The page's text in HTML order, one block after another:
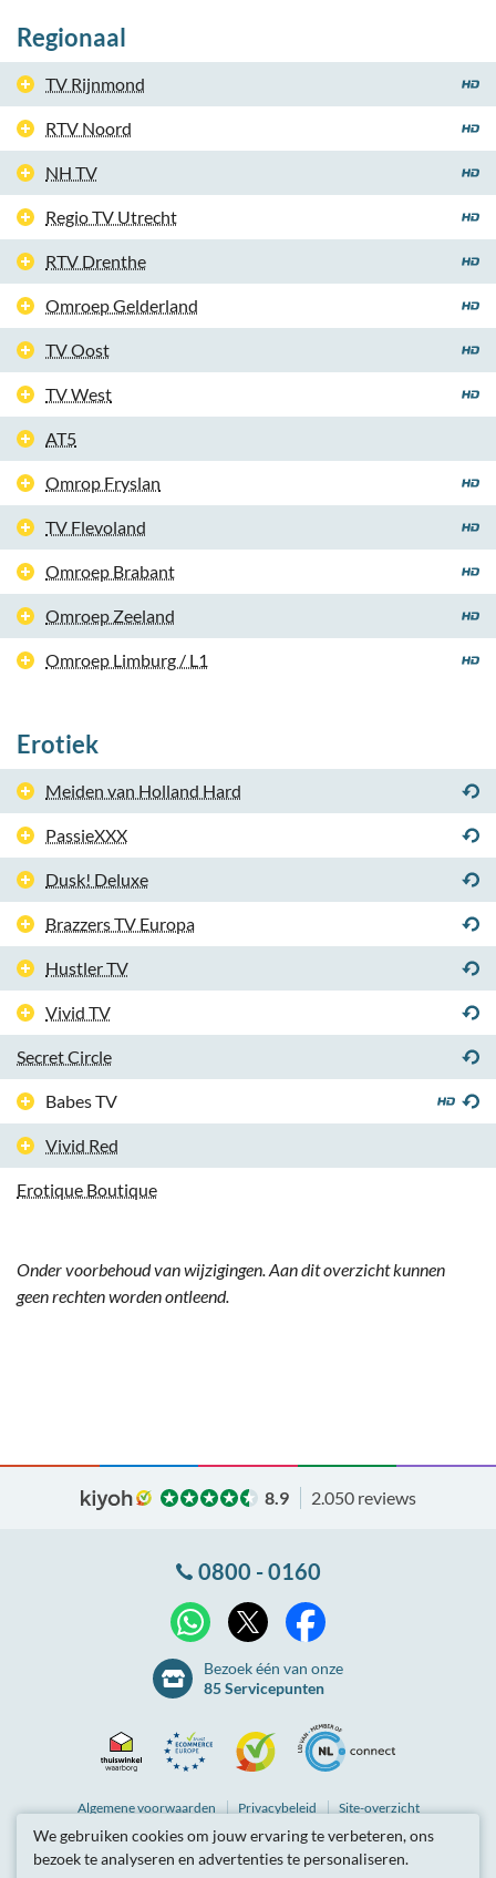
Regionaal
TV Rijnmond
RTV Noord
NH TV
Regio TV Utrecht
RTV Drenthe
Omroep Gelderland
TV Oost
TV West
AT5
Omrop Fryslan
TV Flevoland
Omroep Brabant
Omroep Zeeland
Omroep Limburg / L1
Erotiek
Meiden van Holland Hard
PassieXXX
Dusk! Deluxe
Brazzers TV Europa
Hustler TV
Vivid TV
Secret Circle
Babes TV
Vivid Red
Erotique Boutique
Onder voorbehoud van wijzigingen. Aan dit overzicht kunnen
geen rechten worden ontleend.
8.9 2.050 reviews
0800 - 0160
WhatsApp
Bezoek één van onze
85 Servicepunten
WaarborgEurope
Algemenevoorwaarden Privacybeleid Site-overzicht
Partnerprogramma Tarieven zijn inclusief btw.
We gebruiken cookies om jouw ervaring te verbeteren, ons
bezoek te analyseren en advertenties te personaliseren.